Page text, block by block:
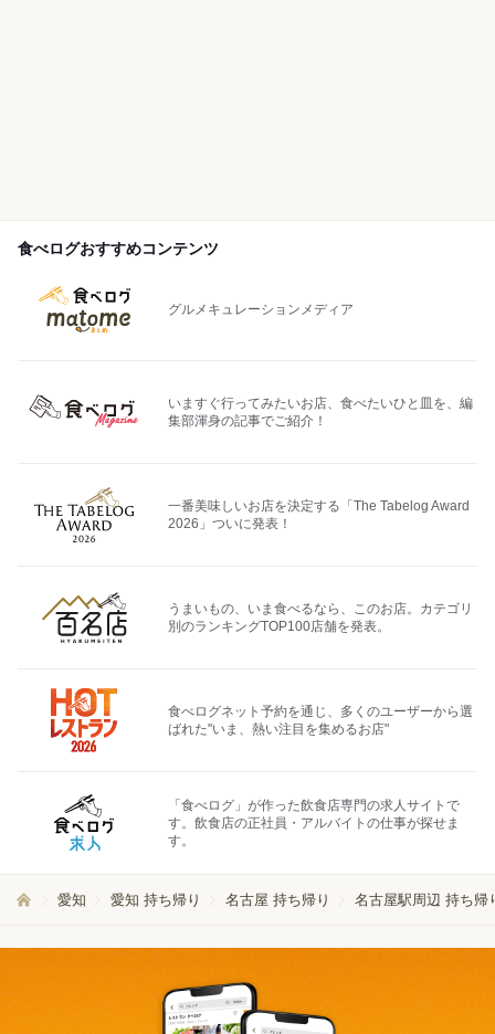
食べログおすすめコンテンツ
グルメキュレーションメディア
いますぐ行ってみたいお店、食べたいひと皿を、編
集部渾身の記事でご紹介！
一番美味しいお店を決定する「The Tabelog Award
2026」ついに発表！
うまいもの、いま食べるなら、このお店。カテゴリ
別のランキングTOP100店舗を発表。
食べログネット予約を通じ、多くのユーザーから選
ばれた"いま、熱い注目を集めるお店"
「食べログ」が作った飲食店専門の求人サイトで
す。飲食店の正社員・アルバイトの仕事が探せま
す。
愛知 愛知 持ち帰り 名古屋 持ち帰り 名古屋駅周辺 持ち帰